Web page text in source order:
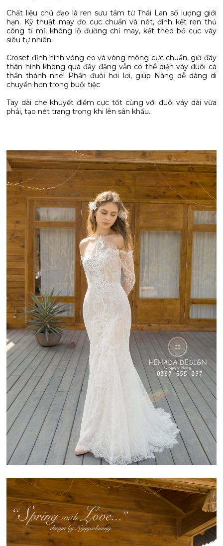
Chất liệu chủ đạo là ren sưu tầm từ Thái Lan số lượng giới
hạn. Kỹ thuật may đo cực chuẩn và nét, đính kết ren thủ
công tỉ mỉ, không lộ đường chỉ may, kết theo bố cục váy
siêu tự nhiên.
Croset định hình vòng eo và vòng mông cực chuẩn, giờ đây
thân hình không quá đầy đặng vẫn có thể diện váy đuôi cá
thần thánh nhé! Phần đuôi hơi lơi, giúp Nàng dễ dàng di
chuyển hơn trong buổi tiệc
Tay dài che khuyết điểm cực tốt cùng với đuôi váy dài vừa